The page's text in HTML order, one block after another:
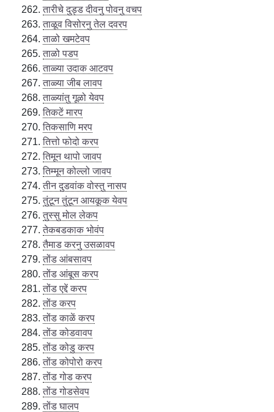
तारीचे दुड्ड दीवनु पोवनु वचप
ताळूव विसोरनु तेल दवरप
ताळो खमटेवप
ताळो पडप
ताळ्या उदाक आटवप
ताळ्या जीब लावप
ताळ्यांतु गूळो येवप
तिकटें मारप
तिकसाणि मरप
तित्तो फोदो करप
तिमून थापो जावप
तिम्मून कोल्लो जावप
तीन दुडवांक वोस्तु नासप
तुंटून तुंटून आयकूक येवप
तुस्सु मोल लेकप
तेकबडकाक भोवंप
तैमाड करनु उसळावप
तोंड आंबसावप
तोंड आंबूस करप
तोंड एद्दें करप
तोंड करप
तोंड काळें करप
तोंड कोडवावप
तोंड कोडु करप
तोंड कोपोरो करप
तोंड गोड करप
तोंड गोडसेवप
तोंड घालप